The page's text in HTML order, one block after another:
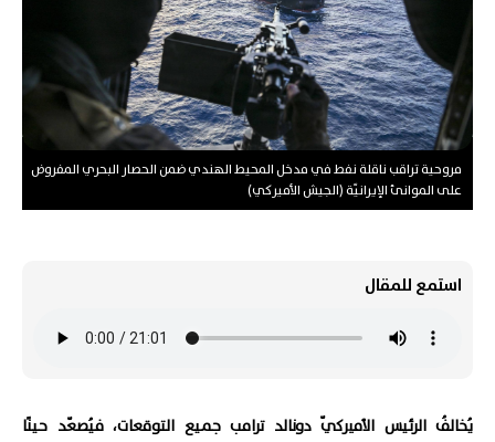
مروحية تراقب ناقلة نفط في مدخل المحيط الهندي ضمن الحصار البحري المفروض
على الموانئ الإيرانيّة (الجيش الأميركي)
استمع للمقال
يُخالفُ الرئيس الأميركيّ دونالد ترامب جميع التوقعات، فيُصعّد حينًا